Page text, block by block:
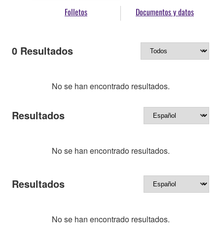
Folletos Documentos y datos
0 Resultados
No se han encontrado resultados.
Resultados
No se han encontrado resultados.
Resultados
No se han encontrado resultados.